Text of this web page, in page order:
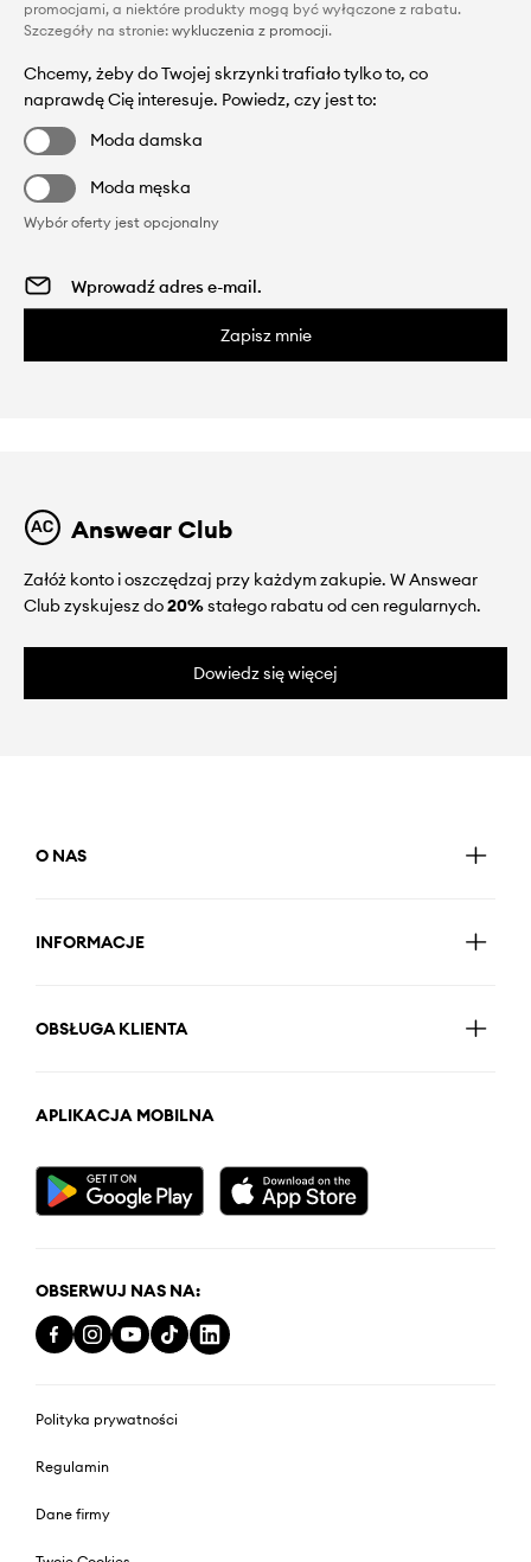
promocjami, a niektóre produkty mogą być wyłączone z rabatu.
Szczegóły na stronie: wykluczenia z promocji.
Chcemy, żeby do Twojej skrzynki trafiało tylko to, co
naprawdę Cię interesuje. Powiedz, czy jest to:
Moda damska
Moda męska
Wybór oferty jest opcjonalny
Zapisz mnie
Answear Club
Załóż konto i oszczędzaj przy każdym zakupie. W Answear
Club zyskujesz do20%stałego rabatu od cen regularnych.
Dowiedz się więcej
O NAS
INFORMACJE
OBSŁUGA KLIENTA
APLIKACJA MOBILNA
OBSERWUJ NAS NA:
Polityka prywatności
Regulamin
Dane firmy